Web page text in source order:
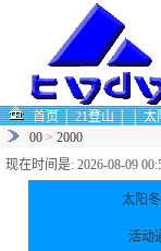
首页│21登山││太
00 > 2000
现在时间是: 2026-08-09
太阳
活动